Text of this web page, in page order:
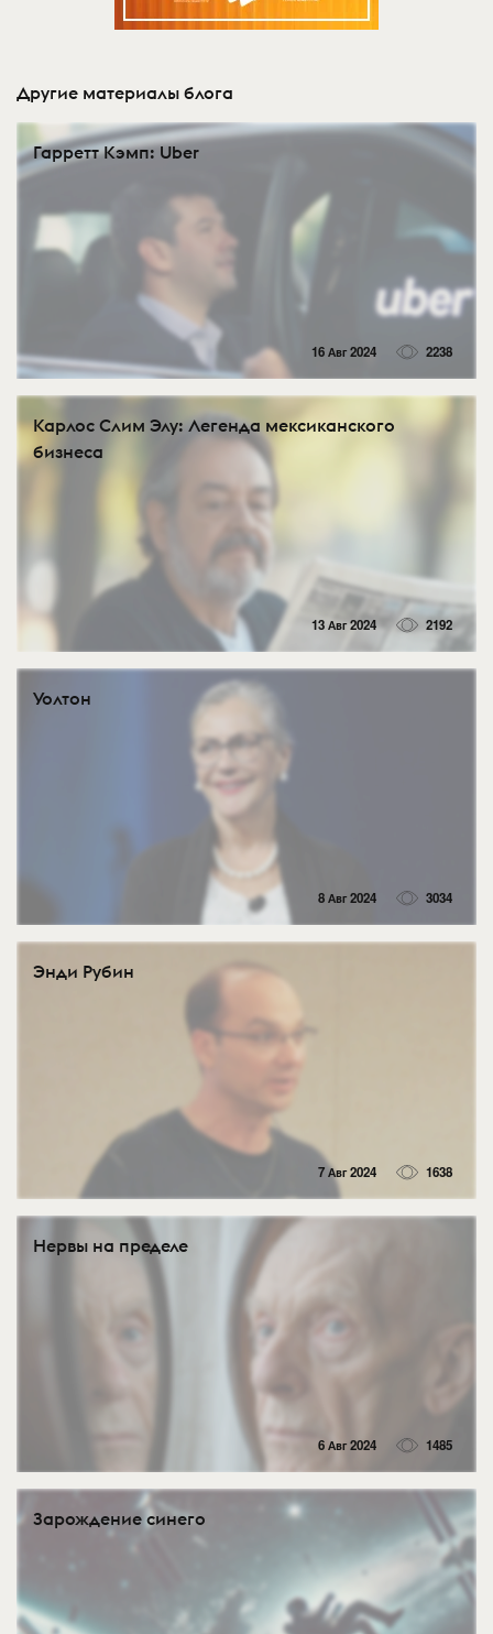
Другие материалы блога
Гарретт Кэмп: Uber
16 Авг 2024 2238
Карлос Слим Элу: Легенда мексиканского
бизнеса
13 Авг 2024 2192
Уолтон
8 Авг 2024 3034
Энди Рубин
7 Авг 2024 1638
Нервы на пределе
6 Авг 2024 1485
Зарождение синего